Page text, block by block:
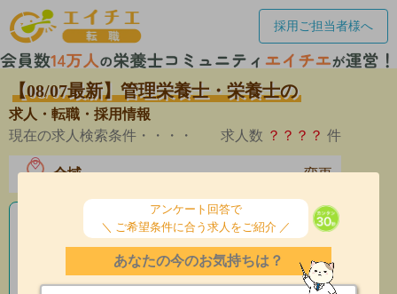
採用ご担当者様へ
【08/07最新】管理栄養士・栄養士の
求人・転職・採用情報
現在の求人検索条件・・・・
求人数 ？？？？ 件
全域 変更
老人ホームの栄養士求人
産休育休制度有
アンケート回答で
＼ ご希望条件に合う求人をご紹介 ／
あなたの今のお気持ちは？